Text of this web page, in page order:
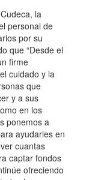
la
personal de
por su
que “Desde el
firme
cuidado y la
que
y a sus
en los
ponemos a
ayudarles en
cuantas
captar fondos
ofreciendo